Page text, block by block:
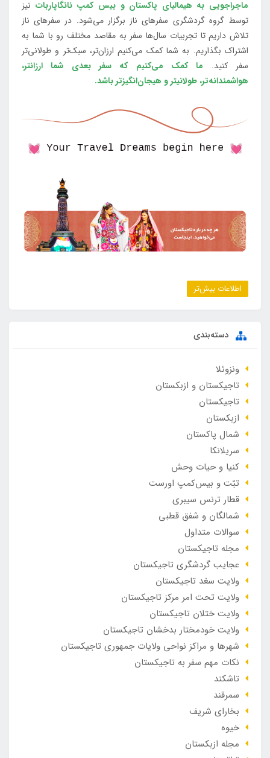
ماجراجویی به هیمالیای پاکستان و بیس کمپ نانگاپاربات نیز
توسط گروه گردشگری سفرهای ناز برگزار می‌شود. در سفرهای ناز
تلاش داریم تا تجربیات سال‌ها سفر به مقاصد مختلف رو با شما به
اشتراک بگذاریم. به شما کمک می‌کنیم ارزان‌تر، سبک‌تر و طولانی‌تر
سفر کنید. ما کمک می‌کنیم که سفر بعدی شما ارزانتر،
هواشمندانه‌تر، طولانی‎تر و هیجان‌انگیزتر باشد.
اطلاعات بیش‌تر
دسته‌بندی
ونزوئلا
تاجیکستان و ازبکستان
تاجیکستان
ازبکستان
شمال پاکستان
سریلانکا
کنیا و حیات وحش
تبّت و بیس‌کمپ اورست
قطار ترنس سیبری
شمالگان و شفق قطبی
سوالات متداول
مجله تاجیکستان
عجایب گردشگری تاجیکستان
ولایت سغد تاجیکستان
ولایت تحت امر مرکز تاجیکستان
ولایت ختلان تاجیکستان
ولایت خودمختار بدخشان تاجیکستان
شهرها و مراکز نواحی ولایات جمهوری تاجیکستان
نکات مهم سفر به تاجیکستان
تاشکند
سمرقند
بخارای شریف
خیوه
مجله ازبکستان